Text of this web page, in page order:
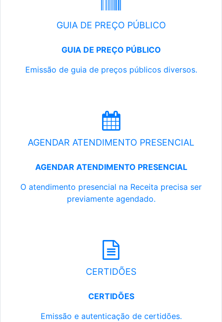
GUIA DE PREÇO PÚBLICO
GUIA DE PREÇO PÚBLICO
Emissão de guia de preços públicos diversos.
AGENDAR ATENDIMENTO PRESENCIAL
AGENDAR ATENDIMENTO PRESENCIAL
O atendimento presencial na Receita precisa ser
previamente agendado.
CERTIDÕES
CERTIDÕES
Emissão e autenticação de certidões.